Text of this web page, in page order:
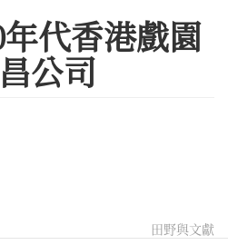
代香港戲園
公司
田野與文獻